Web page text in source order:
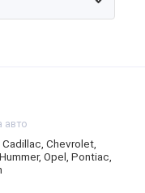
авто
Cadillac, Chevrolet,
Opel, Pontiac,